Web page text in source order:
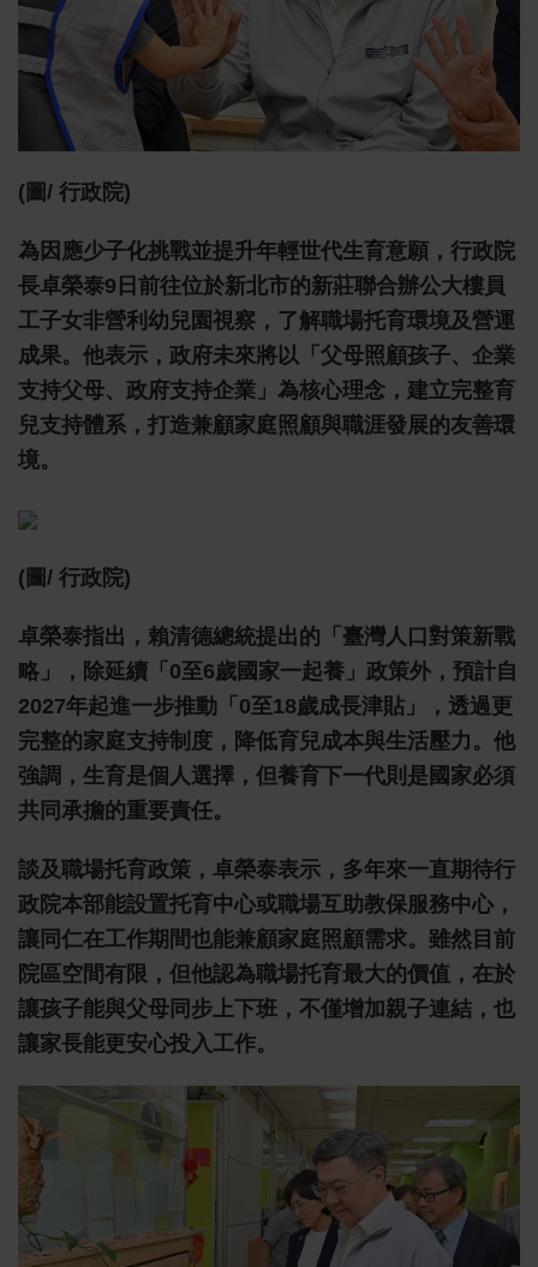
(圖/ 行政院)
為因應少子化挑戰並提升年輕世代生育意願，行政院
長卓榮泰9日前往位於新北市的新莊聯合辦公大樓員
工子女非營利幼兒園視察，了解職場托育環境及營運
成果。他表示，政府未來將以「父母照顧孩子、企業
支持父母、政府支持企業」為核心理念，建立完整育
兒支持體系，打造兼顧家庭照顧與職涯發展的友善環
境。
(圖/ 行政院)
卓榮泰指出，賴清德總統提出的「臺灣人口對策新戰
略」，除延續「0至6歲國家一起養」政策外，預計自
2027年起進一步推動「0至18歲成長津貼」，透過更
完整的家庭支持制度，降低育兒成本與生活壓力。他
強調，生育是個人選擇，但養育下一代則是國家必須
共同承擔的重要責任。
談及職場托育政策，卓榮泰表示，多年來一直期待行
政院本部能設置托育中心或職場互助教保服務中心，
讓同仁在工作期間也能兼顧家庭照顧需求。雖然目前
院區空間有限，但他認為職場托育最大的價值，在於
讓孩子能與父母同步上下班，不僅增加親子連結，也
讓家長能更安心投入工作。